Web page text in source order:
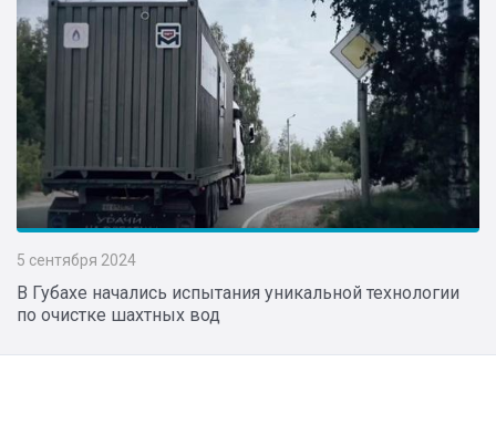
5 сентября 2024
В Губахе начались испытания уникальной технологии
по очистке шахтных вод